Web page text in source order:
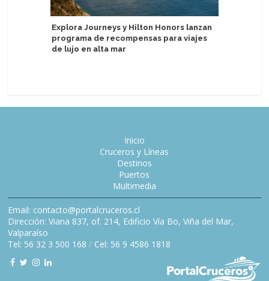
Explora Journeys y Hilton Honors lanzan
programa de recompensas para viajes
de lujo en alta mar
Inicio
Cruceros y Líneas
Destinos
Puertos
Multimedia
Email: contacto@portalcruceros.cl
Dirección: Viana 837, of. 214, Edificio Vía Bo, Viña del Mar,
Valparaíso
Tel: 56 32 3 500 168 / Cel: 56 9 4586 1818